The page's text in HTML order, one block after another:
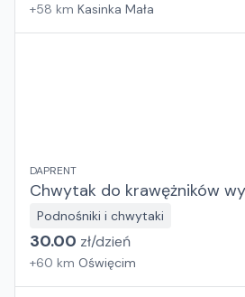
+58 km Kasinka Mała
DAPRENT
Chwytak do krawężników
Podnośniki i chwytaki
30.00 zł/dzień
+60 km Oświęcim